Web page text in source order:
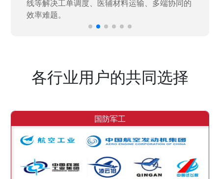
各行业用户的共同选择
国防军工